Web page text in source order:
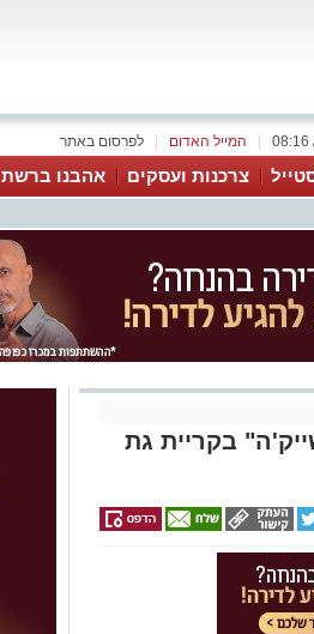
לפרסום באתר המייל האדום
צרכנות ועסקים אהבנו ברשת
בקריית גת